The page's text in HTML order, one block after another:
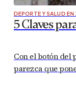
DEPORTE Y SALUD
5 Claves
Con el botón del
parezca que